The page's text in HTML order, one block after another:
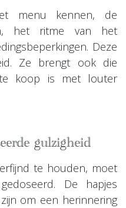
menu kennen, de
het ritme van het
Deze
Ze brengt ook die
koop is met louter
gulzigheid
te houden, moet
De hapjes
om een herinnering